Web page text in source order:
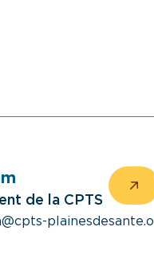
de la CPTS
plainesdesante.o